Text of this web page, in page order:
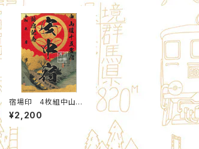
宿場印 4枚組中山道
安中４宿場 Cセット：
北群馬甲冑工房×安中
市観光機構
¥2,200